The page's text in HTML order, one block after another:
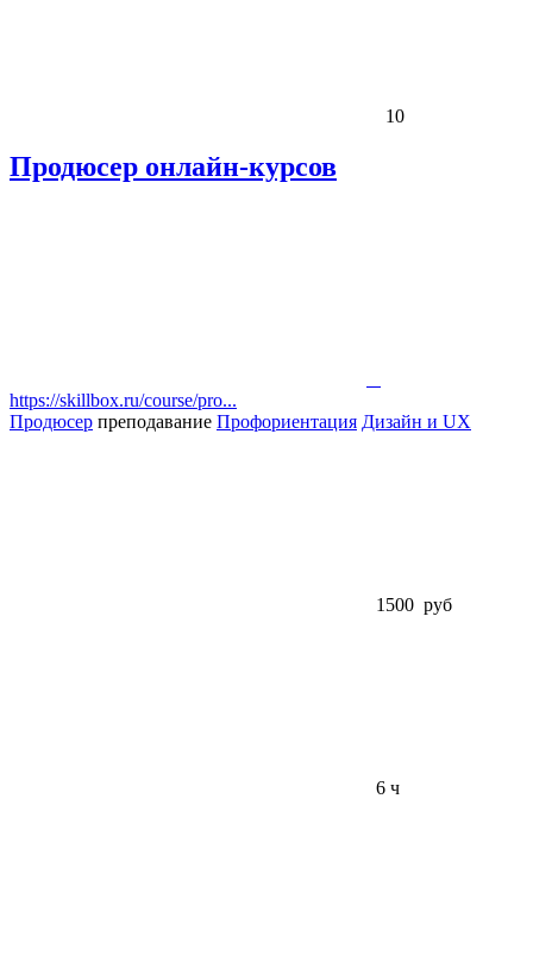
10
Продюсер онлайн-курсов
https://skillbox.ru/course/pro...
Продюсер преподавание Профориентация Дизайн и UX
1500 руб
6 ч